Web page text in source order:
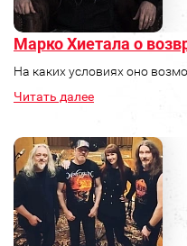
Марко Хиетала о
На каких условиях оно
Читать далее